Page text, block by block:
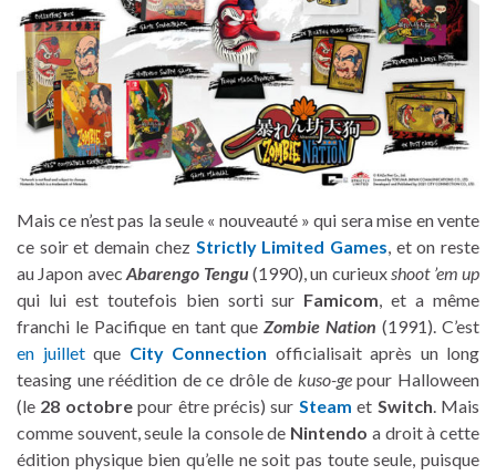
Mais ce n’est pas la seule « nouveauté » qui sera mise en vente
ce soir et demain chez Strictly Limited Games, et on reste
au Japon avecAbarengo Tengu(1990), un curieuxshoot ’em up
qui lui est toutefois bien sorti sur Famicom, et a même
franchi le Pacifique en tant queZombie Nation (1991). C’est
en juilletque City Connection officialisait après un long
teasing une réédition de ce drôle de kuso-gepour Halloween
(le 28 octobrepour être précis) sur Steam et Switch. Mais
comme souvent, seule la console de Nintendo a droit à cette
édition physique bien qu’elle ne soit pas toute seule, puisque